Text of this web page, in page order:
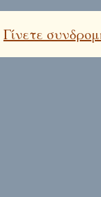
Γίνετε